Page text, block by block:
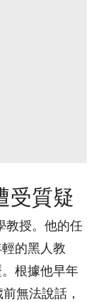
受質疑
教授。他的任
的黑人教
根據他早年
無法說話，